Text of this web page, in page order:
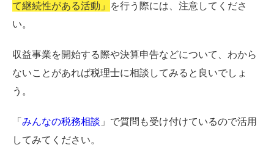
て継続性がある活動」 を行う際には、注意してくださ
い。
収益事業を開始する際や決算申告などについて、わから
ないことがあれば税理士に相談してみると良いでしょ
う。
「みんなの税務相談 」で質問も受け付けているので活用
してみてください。